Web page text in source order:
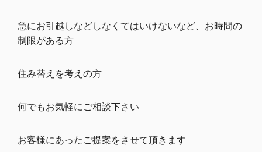
急にお引越しなどしなくてはいけないなど、お時間の
制限がある方
住み替えを考えの方
何でもお気軽にご相談下さい
お客様にあったご提案をさせて頂きます